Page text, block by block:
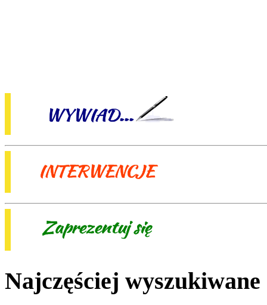
Najczęściej wyszukiwane